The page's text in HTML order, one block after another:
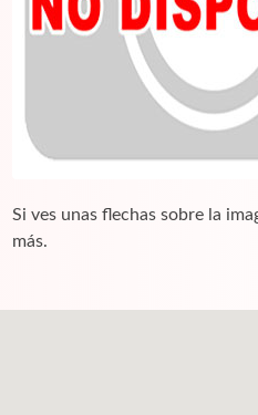
Si ves unas flechas sobre la
más.